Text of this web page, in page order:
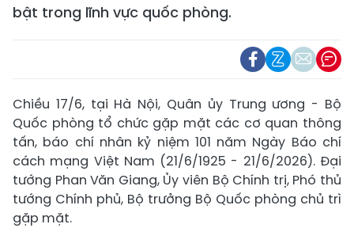
bật trong lĩnh vực quốc phòng.
Chiều 17/6, tại Hà Nội, Quân ủy Trung ương - Bộ
Quốc phòng tổ chức gặp mặt các cơ quan thông
tấn, báo chí nhân kỷ niệm 101 năm Ngày Báo chí
cách mạng Việt Nam (21/6/1925 - 21/6/2026). Đại
tướng Phan Văn Giang, Ủy viên Bộ Chính trị, Phó thủ
tướng Chính phủ, Bộ trưởng Bộ Quốc phòng chủ trì
gặp mặt.